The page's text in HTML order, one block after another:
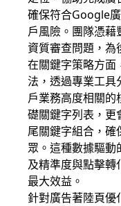
確保符合Google
戶風險。團隊憑
資質審查問題，為
在關鍵字策略方面
法，透過專業工具
戶業務高度相關
礎關鍵字列表，更
尾關鍵字組合，確
眾。這種數據驅動
及精準度與點擊
最大效益。
針對廣告著陸頁